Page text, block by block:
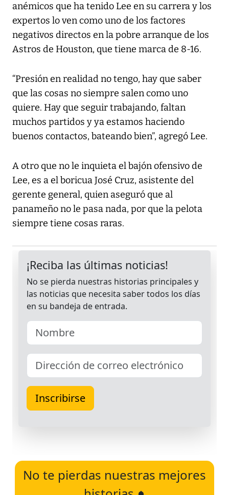
anémicos que ha tenido Lee en su carrera y los
expertos lo ven como uno de los factores
negativos directos en la pobre arranque de los
Astros de Houston, que tiene marca de 8-16.
“Presión en realidad no tengo, hay que saber
que las cosas no siempre salen como uno
quiere. Hay que seguir trabajando, faltan
muchos partidos y ya estamos haciendo
buenos contactos, bateando bien”, agregó Lee.
A otro que no le inquieta el bajón ofensivo de
Lee, es a el boricua José Cruz, asistente del
gerente general, quien aseguró que al
panameño no le pasa nada, por que la pelota
siempre tiene cosas raras.
No te pierdas nuestras mejores